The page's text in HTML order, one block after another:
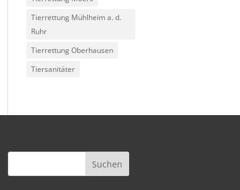
Tierrettung Mühlheim a. d.
Ruhr
Tierrettung Oberhausen
Tiersanitäter